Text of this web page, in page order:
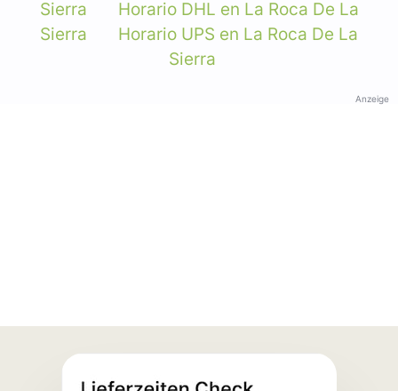
Sierra
Horario DHL en La Roca De La
Sierra
Horario UPS en La Roca De La
Sierra
Anzeige